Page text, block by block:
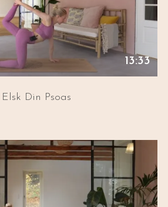
13:33
Elsk Din Psoas